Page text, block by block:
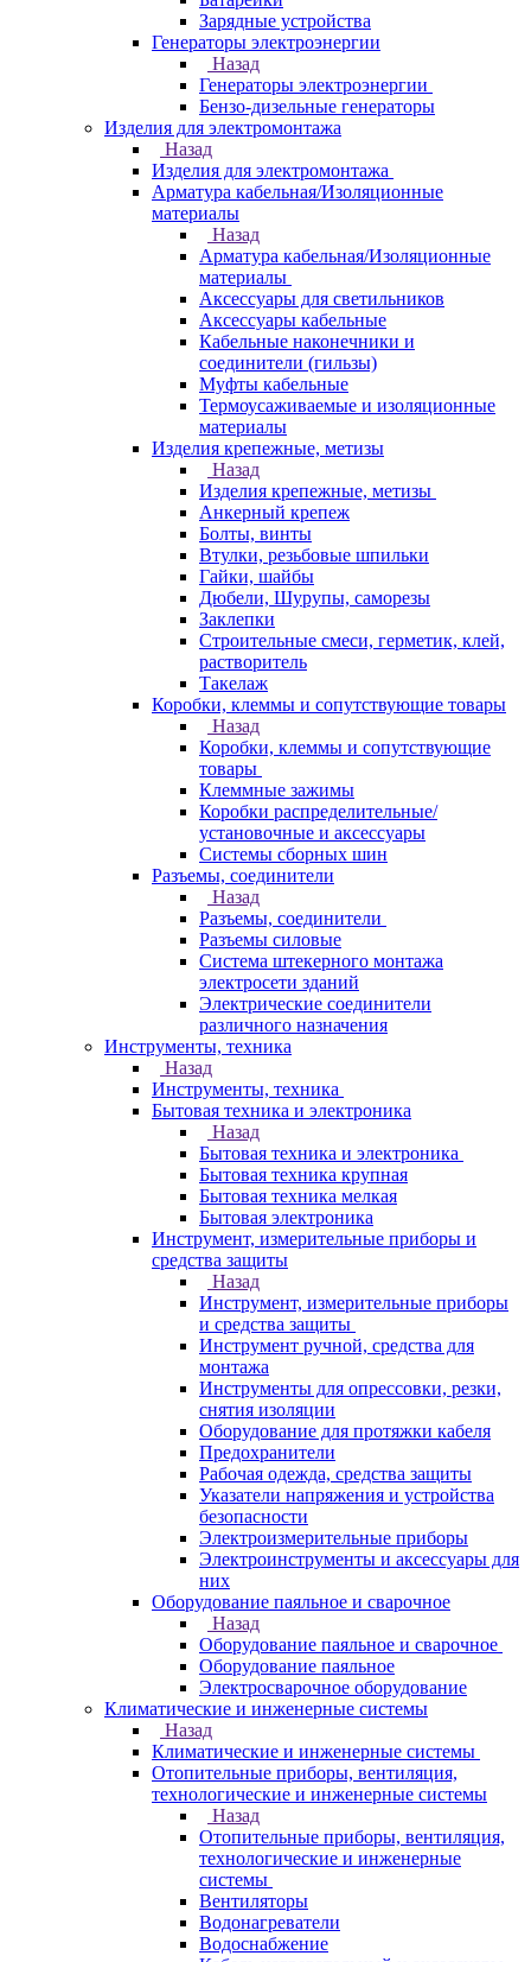
Зарядные устройства
Генераторы электроэнергии
Назад
Генераторы электроэнергии
Бензо-дизельные генераторы
Изделия для электромонтажа
Назад
Изделия для электромонтажа
Арматура кабельная/Изоляционные
материалы
Назад
Арматура кабельная/Изоляционные
материалы
Аксессуары для светильников
Аксессуары кабельные
Кабельные наконечники и
соединители (гильзы)
Муфты кабельные
Термоусаживаемые и изоляционные
материалы
Изделия крепежные, метизы
Назад
Изделия крепежные, метизы
Анкерный крепеж
Болты, винты
Втулки, резьбовые шпильки
Гайки, шайбы
Дюбели, Шурупы, саморезы
Заклепки
Строительные смеси, герметик, клей,
растворитель
Такелаж
Коробки, клеммы и сопутствующие товары
Назад
Коробки, клеммы и сопутствующие
товары
Клеммные зажимы
Коробки распределительные/
установочные и аксессуары
Системы сборных шин
Разъемы, соединители
Назад
Разъемы, соединители
Разъемы силовые
Система штекерного монтажа
электросети зданий
Электрические соединители
различного назначения
Инструменты, техника
Назад
Инструменты, техника
Бытовая техника и электроника
Назад
Бытовая техника и электроника
Бытовая техника крупная
Бытовая техника мелкая
Бытовая электроника
Инструмент, измерительные приборы и
средства защиты
Назад
Инструмент, измерительные приборы
и средства защиты
Инструмент ручной, средства для
монтажа
Инструменты для опрессовки, резки,
снятия изоляции
Оборудование для протяжки кабеля
Предохранители
Рабочая одежда, средства защиты
Указатели напряжения и устройства
безопасности
Электроизмерительные приборы
Электроинструменты и аксессуары для
них
Оборудование паяльное и сварочное
Назад
Оборудование паяльное и сварочное
Оборудование паяльное
Электросварочное оборудование
Климатические и инженерные системы
Назад
Климатические и инженерные системы
Отопительные приборы, вентиляция,
технологические и инженерные системы
Назад
Отопительные приборы, вентиляция,
технологические и инженерные
системы
Вентиляторы
Водонагреватели
Водоснабжение